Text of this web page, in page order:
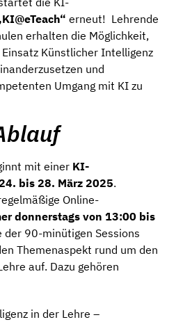
erneut! Lehrende
erhalten die Möglichkeit,
Künstlicher Intelligenz
und
Umgang mit KI zu
mit einer KI-
bis 28. März 2025.
Online-
donnerstags von 13:00 bis
90-minütigen Sessions
Themenaspekt rund um den
auf. Dazu gehören
in der Lehre –